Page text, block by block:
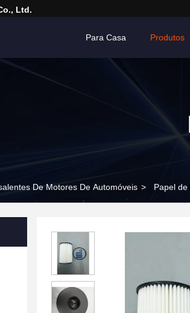
Ltd.
Para Casa Produtos
De Motores De Automóveis > Papel